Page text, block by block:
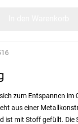
zum Entspannen im
aus einer
ist mit Stoff gefüllt. Die